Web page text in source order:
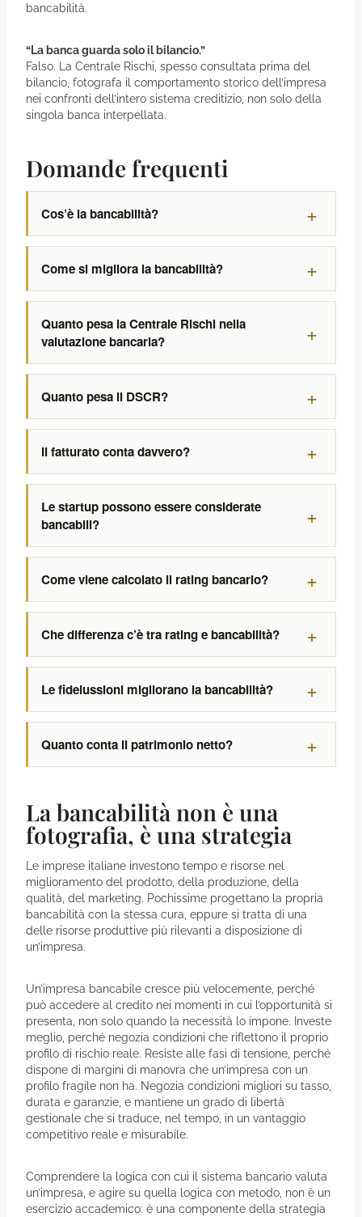
bancabilità.
“La banca guarda solo il bilancio.”
Falso. La Centrale Rischi, spesso consultata prima del
bilancio, fotografa il comportamento storico dell’impresa
nei confronti dell’intero sistema creditizio, non solo della
singola banca interpellata.
Domande frequenti
Cos’è la bancabilità?
Come si migliora la bancabilità?
Quanto pesa la Centrale Rischi nella
valutazione bancaria?
Quanto pesa il DSCR?
Il fatturato conta davvero?
Le startup possono essere considerate
bancabili?
Come viene calcolato il rating bancario?
Che differenza c’è tra rating e bancabilità?
Le fideiussioni migliorano la bancabilità?
Quanto conta il patrimonio netto?
La bancabilità non è una
fotografia, è una strategia
Le imprese italiane investono tempo e risorse nel
miglioramento del prodotto, della produzione, della
qualità, del marketing. Pochissime progettano la propria
bancabilità con la stessa cura, eppure si tratta di una
delle risorse produttive più rilevanti a disposizione di
un’impresa.
Un’impresa bancabile cresce più velocemente, perché
può accedere al credito nei momenti in cui l’opportunità si
presenta, non solo quando la necessità lo impone. Investe
meglio, perché negozia condizioni che riflettono il proprio
profilo di rischio reale. Resiste alle fasi di tensione, perché
dispone di margini di manovra che un’impresa con un
profilo fragile non ha. Negozia condizioni migliori su tasso,
durata e garanzie, e mantiene un grado di libertà
gestionale che si traduce, nel tempo, in un vantaggio
competitivo reale e misurabile.
Comprendere la logica con cui il sistema bancario valuta
un’impresa, e agire su quella logica con metodo, non è un
esercizio accademico: è una componente della strategia